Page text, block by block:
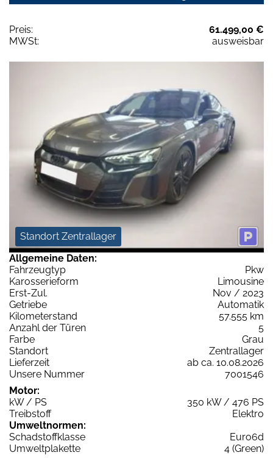
Preis:
61.499,00 €
MWSt:
ausweisbar
Standort Zentrallager
Allgemeine Daten:
Fahrzeugtyp
Pkw
Karosserieform
Limousine
Erst-Zul.
Nov / 2023
Getriebe
Automatik
Kilometerstand
57.555 km
Anzahl der Türen
5
Farbe
Grau
Standort
Zentrallager
Lieferzeit
ab ca. 10.08.2026
Unsere Nummer
7001546
Motor:
kW / PS
350 kW / 476 PS
Treibstoff
Elektro
Umweltnormen:
Schadstoffklasse
Euro6d
Umweltplakette
4 (Green)